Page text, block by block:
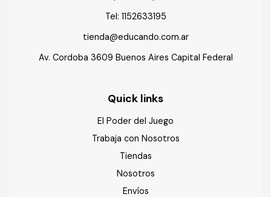
Tel: 1152633195
tienda@educando.com.ar
Av. Cordoba 3609 Buenos Aires Capital Federal
Quick links
El Poder del Juego
Trabaja con Nosotros
Tiendas
Nosotros
Envíos